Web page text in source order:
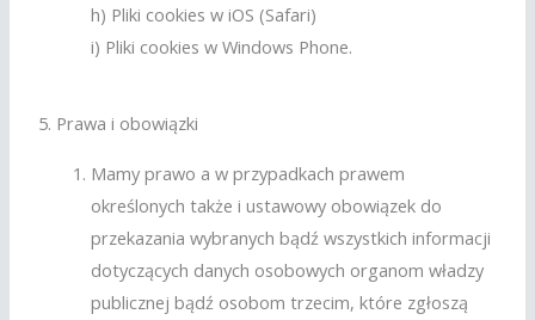
h) Pliki cookies w iOS (Safari)
i) Pliki cookies w Windows Phone.
5. Prawa i obowiązki
Mamy prawo a w przypadkach prawem
określonych także i ustawowy obowiązek do
przekazania wybranych bądź wszystkich informacji
dotyczących danych osobowych organom władzy
publicznej bądź osobom trzecim, które zgłoszą